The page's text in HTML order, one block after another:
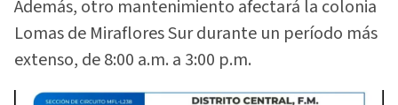
Además, otro mantenimiento afectará la colonia
Lomas de Miraflores Sur durante un período más
extenso, de 8:00 a.m. a 3:00 p.m.